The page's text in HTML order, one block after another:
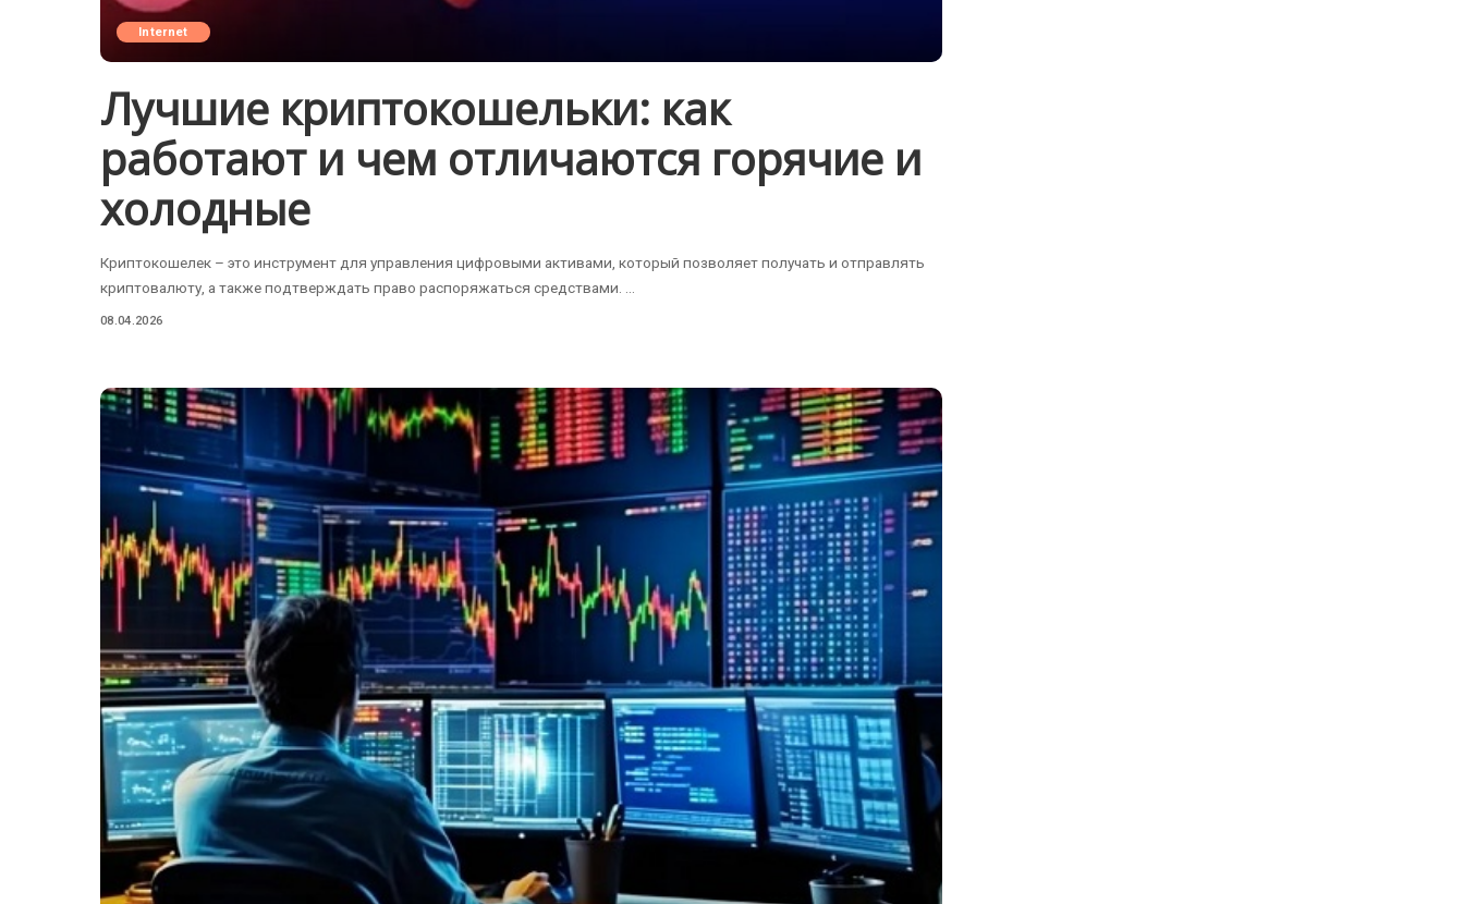
Internet
Лучшие криптокошельки: как
работают и чем отличаются горячие и
холодные
Криптокошелек – это инструмент для управления цифровыми активами, который позволяет получать и отправлять
криптовалюту, а также подтверждать право распоряжаться средствами.
08.04.2026